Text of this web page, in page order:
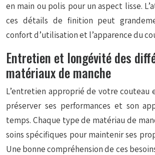
en main ou polis pour un aspect lisse.
ces détails de finition peut
confort d’utilisation et l’apparence du
Entretien et longévité des
matériaux de manche
L’entretien approprié de votre couteau
préserver ses performances et son
temps. Chaque type de matériau de
soins spécifiques pour maintenir ses
Une bonne compréhension de ces